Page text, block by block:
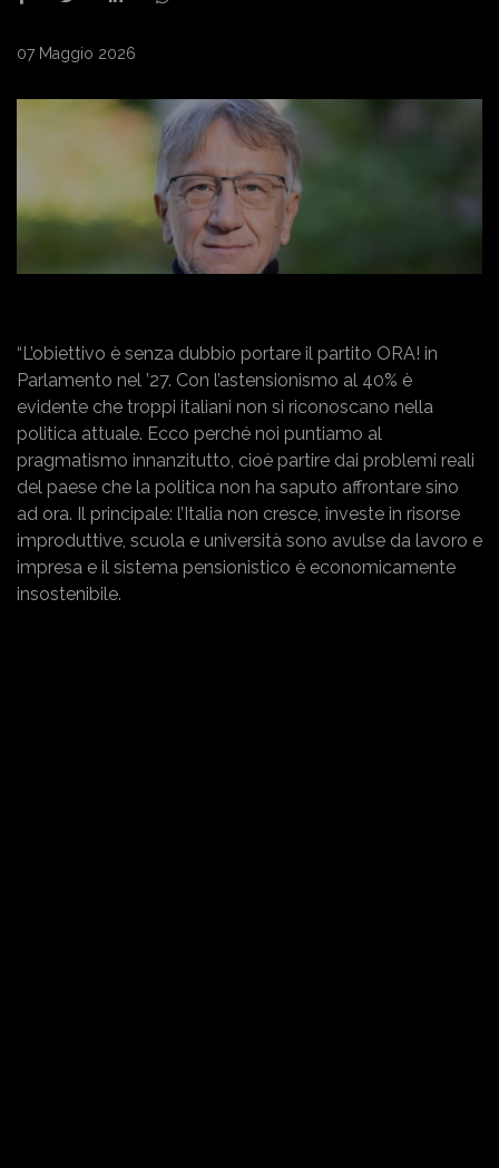
07 Maggio 2026
“L’obiettivo è senza dubbio portare il partito ORA! in
Parlamento nel ’27. Con l’astensionismo al 40% è
evidente che troppi italiani non si riconoscano nella
politica attuale. Ecco perché noi puntiamo al
pragmatismo innanzitutto, cioè partire dai problemi reali
del paese che la politica non ha saputo affrontare sino
ad ora. Il principale: l’Italia non cresce, investe in risorse
improduttive, scuola e università sono avulse da lavoro e
impresa e il sistema pensionistico è economicamente
insostenibile.